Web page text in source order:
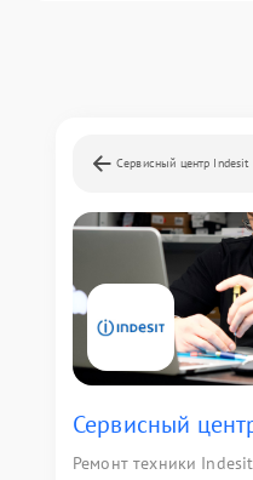
Сервисный центр Indesit
Сервисный
Ремонт техники Indesit